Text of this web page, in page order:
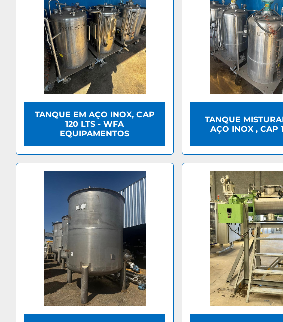
TANQUE EM AÇO INOX, CAP
120 LTS - WFA
EQUIPAMENTOS
TANQUE
AÇO INOX , CAP